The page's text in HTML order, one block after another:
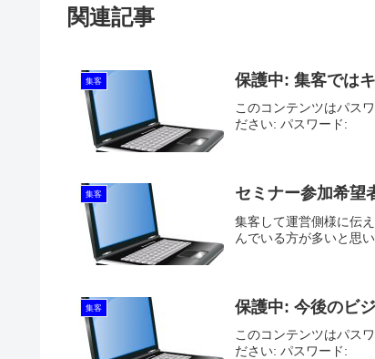
関連記事
集客 保護中: 集客では
このコンテンツはパス
ださい: パスワード:
集客 セミナー参加希望
集客して運営側様に伝
んでいる方が多いと思い
集客 保護中: 今後のビ
このコンテンツはパス
ださい: パスワード: